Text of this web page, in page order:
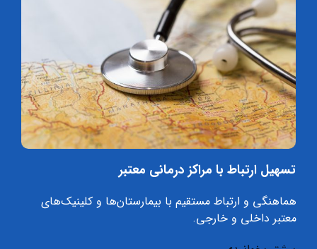
تسهیل ارتباط با مراکز درمانی معتبر
هماهنگی و ارتباط مستقیم با بیمارستان‌ها و کلینیک‌های
معتبر داخلی و خارجی.